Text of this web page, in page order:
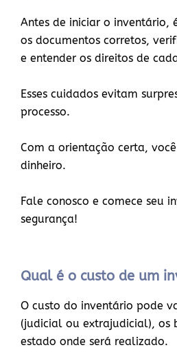
Antes de iniciar o inventário,
os documentos corretos,
e entender os direitos de
Esses cuidados evitam
processo.
Com a orientação certa,
dinheiro.
Fale conosco e comece seu
segurança!
Qual é o custo de um
O custo do inventário pode
(judicial ou extrajudicial), os
estado onde será realizado.